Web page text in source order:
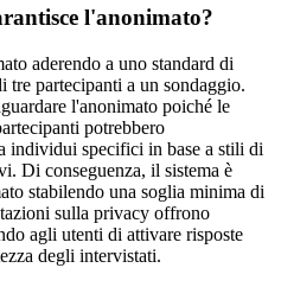
l'anonimato?
aderendo a uno standard di
tre partecipanti a un sondaggio.
l'anonimato poiché le
potrebbero
individui specifici in base a stili di
. Di conseguenza, il sistema è
stabilendo una soglia minima di
sulla privacy offrono
agli utenti di attivare risposte
degli intervistati.